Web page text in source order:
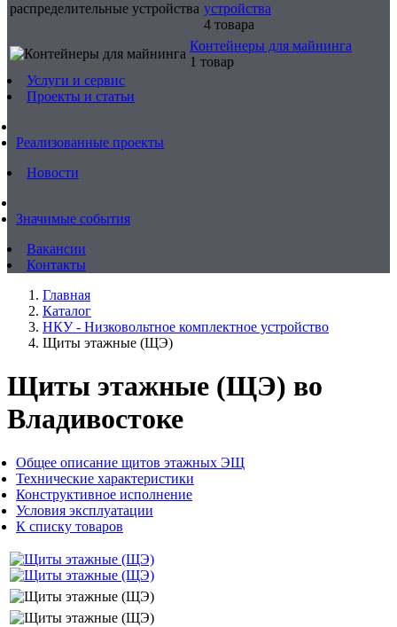
устройства
4 товара
Контейнеры для майнинга
1 товар
Услуги и сервис
Проекты и статьи
Реализованные проекты
Новости
Значимые события
Вакансии
Контакты
Главная
Каталог
НКУ - Низковольтное комплектное устройство
Щиты этажные (ЩЭ)
Щиты этажные (ЩЭ) во
Владивостоке
Общее описание щитов этажных ЭЩ
Технические характеристики
Конструктивное исполнение
Условия эксплуатации
К списку товаров